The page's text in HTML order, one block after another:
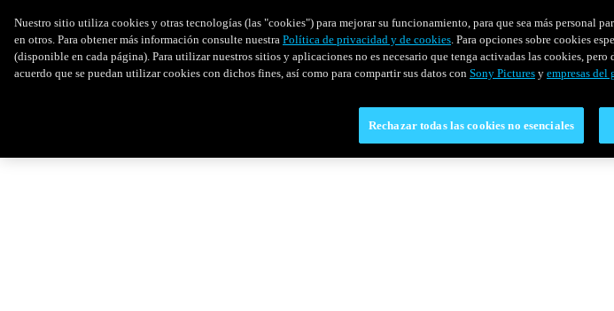
Nuestro sitio utiliza cookies y otras tecnologías (las "cookies") para mejorar su funcionamiento, para que sea más personal
en otros. Para obtener más información consulte nuestra Política de privacidad y de cookies. Para opciones sobre cookies
(disponible en cada página). Para utilizar nuestros sitios y aplicaciones no es necesario que tenga activadas las cookies,
acuerdo que se puedan utilizar cookies con dichos fines, así como para compartir sus datos con Sony Pictures y empresas del
Rechazar todas las cookies no esenciales